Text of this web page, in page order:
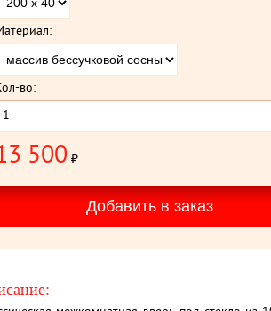
во:
500 ₽